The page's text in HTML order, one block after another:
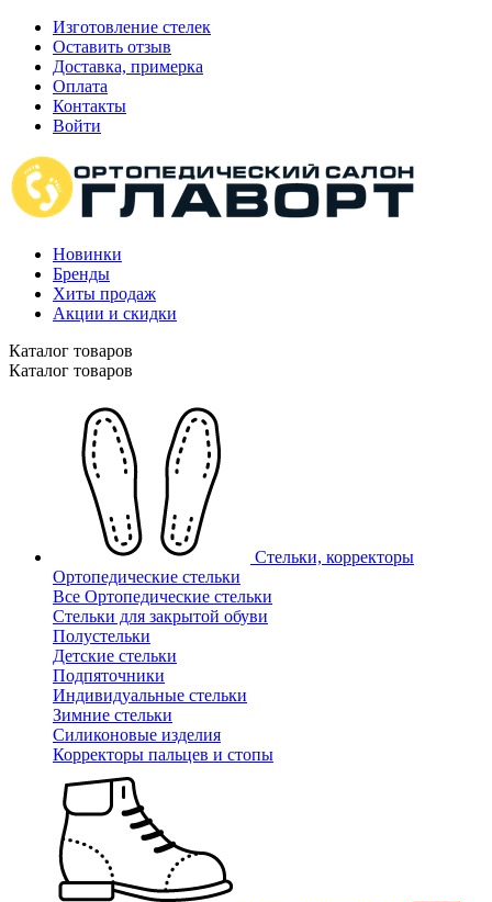
Изготовление стелек
Оставить отзыв
Доставка, примерка
Оплата
Контакты
Войти
Новинки
Бренды
Хиты продаж
Акции и скидки
Каталог товаров
Каталог товаров
Стельки, корректоры
Ортопедические стельки
Все Ортопедические стельки
Стельки для закрытой обуви
Полустельки
Детские стельки
Подпяточники
Индивидуальные стельки
Зимние стельки
Силиконовые изделия
Корректоры пальцев и стопы